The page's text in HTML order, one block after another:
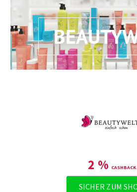
2 %
SICHER ZUM